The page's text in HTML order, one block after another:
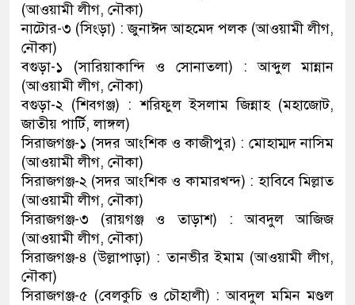
(আওয়ামী লীগ, নৌকা)
নাটোর-৩ (সিংড়া) : জুনাঈদ আহমেদ পলক (আওয়ামী লীগ,
নৌকা)
বগুড়া-১ (সারিয়াকান্দি ও সোনাতলা) : আব্দুল মান্নান
(আওয়ামী লীগ, নৌকা)
বগুড়া-২ (শিবগঞ্জ) : শরিফুল ইসলাম জিন্নাহ (মহাজোট,
জাতীয় পার্টি, লাঙ্গল)
সিরাজগঞ্জ-১ (সদর আংশিক ও কাজীপুর) : মোহাম্মদ নাসিম
(আওয়ামী লীগ, নৌকা)
সিরাজগঞ্জ-২ (সদর আংশিক ও কামারখন্দ) : হাবিবে মিল্লাত
(আওয়ামী লীগ, নৌকা)
সিরাজগঞ্জ-৩ (রায়গঞ্জ ও তাড়াশ) : আবদুল আজিজ
(আওয়ামী লীগ, নৌকা)
সিরাজগঞ্জ-৪ (উল্লাপাড়া) : তানভীর ইমাম (আওয়ামী লীগ,
নৌকা)
সিরাজগঞ্জ-৫ (বেলকুচি ও চৌহালী) : আবদুল মমিন মণ্ডল